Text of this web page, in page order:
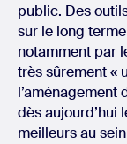
public. Des
sur le long
notamment par
très sûrement «
l’aménagement
dès aujourd’hui
meilleurs au